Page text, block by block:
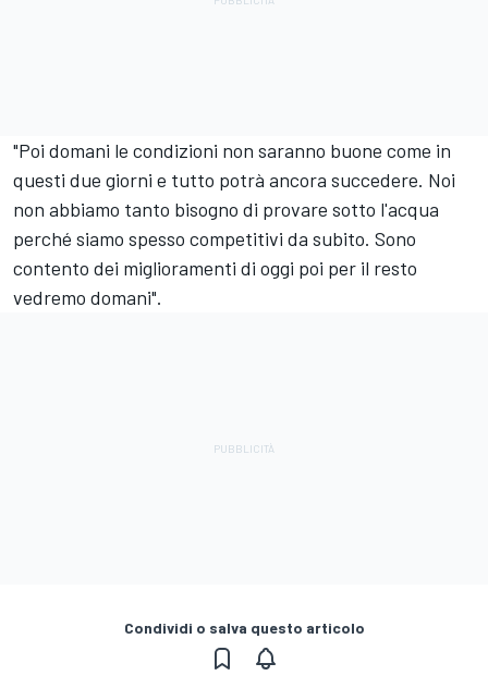
"Poi domani le condizioni non saranno buone come in
questi due giorni e tutto potrà ancora succedere. Noi
non abbiamo tanto bisogno di provare sotto l'acqua
perché siamo spesso competitivi da subito. Sono
contento dei miglioramenti di oggi poi per il resto
vedremo domani".
Condividi o salva questo articolo